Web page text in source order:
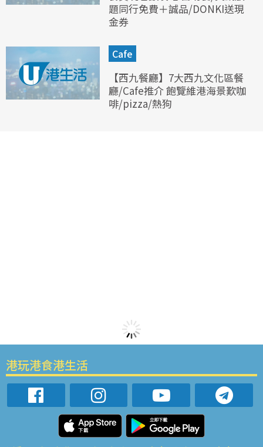
題同行免費＋誠品/DONKI送現
金券
Cafe
【西九餐廳】7大西九文化區餐
廳/Cafe推介 飽覽維港海景歎咖
啡/pizza/熱狗
港玩港食港生活